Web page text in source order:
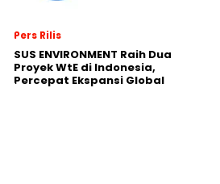
Pers Rilis
SUS ENVIRONMENT Raih Dua
Proyek WtE di Indonesia,
Percepat Ekspansi Global